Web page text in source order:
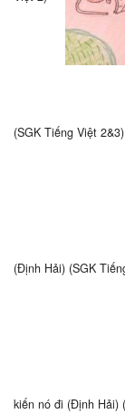
(SGK Tiếng Việt 2&3)
(Định Hải) (SGK
kiến nó đi (Định Hải)